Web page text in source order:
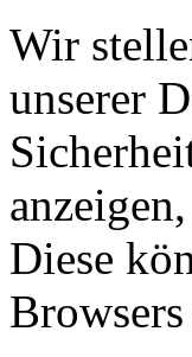
Wir
unserer
Diese